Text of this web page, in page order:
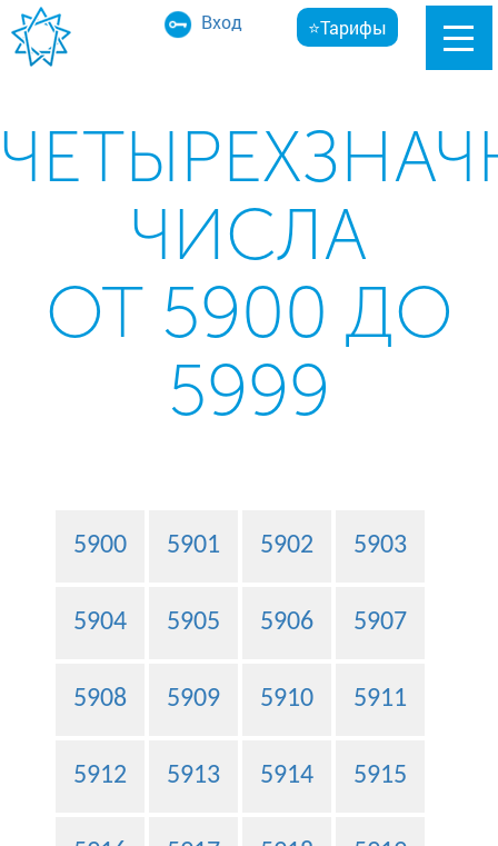
Вход ⭐Тарифы
ЧИСЛА
ОТ 5900 ДО
5999
5900 5901 5902 5903
5904 5905 5906 5907
5908 5909 5910 5911
5912 5913 5914 5915